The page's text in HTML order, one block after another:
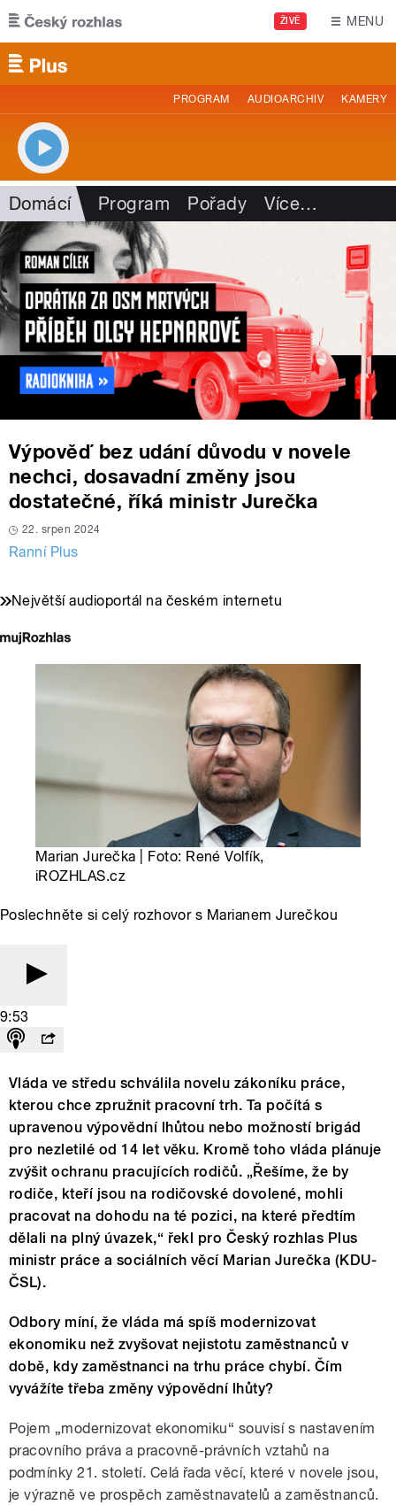
Přejít k hlavnímu obsahu
ŽIVĚ MENU
PROGRAM AUDIOARCHIV KAMERY
Domácí Program Pořady Více…
Výpověď bez udání důvodu v novele
nechci, dosavadní změny jsou
dostatečné, říká ministr Jurečka
22. srpen 2024
Ranní Plus
Největší audioportál na českém internetu
Marian Jurečka | Foto: René Volfík,
iROZHLAS.cz
Poslechněte si celý rozhovor s Marianem Jurečkou
9:53
Vláda ve středu schválila novelu zákoníku práce,
kterou chce zpružnit pracovní trh. Ta počítá s
upravenou výpovědní lhůtou nebo možností brigád
pro nezletilé od 14 let věku. Kromě toho vláda plánuje
zvýšit ochranu pracujících rodičů. „Řešíme, že by
rodiče, kteří jsou na rodičovské dovolené, mohli
pracovat na dohodu na té pozici, na které předtím
dělali na plný úvazek,“ řekl pro Český rozhlas Plus
ministr práce a sociálních věcí Marian Jurečka (KDU-
ČSL).
Odbory míní, že vláda má spíš modernizovat
ekonomiku než zvyšovat nejistotu zaměstnanců v
době, kdy zaměstnanci na trhu práce chybí. Čím
vyvážíte třeba změny výpovědní lhůty?
Pojem „modernizovat ekonomiku“ souvisí s nastavením
pracovního práva a pracovně-právních vztahů na
podmínky 21. století. Celá řada věcí, které v novele jsou,
je výrazně ve prospěch zaměstnavatelů a zaměstnanců.